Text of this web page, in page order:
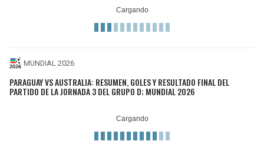
MUNDIAL 2026
PARAGUAY VS AUSTRALIA: RESUMEN, GOLES Y RESULTADO FINAL DEL
PARTIDO DE LA JORNADA 3 DEL GRUPO D; MUNDIAL 2026